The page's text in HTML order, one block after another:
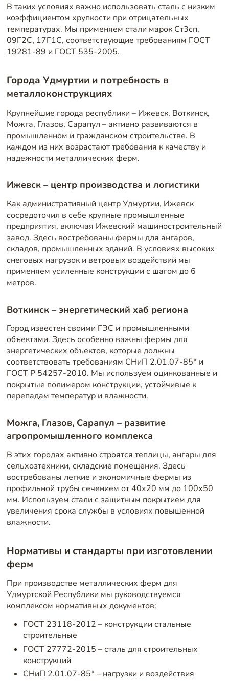
В таких условиях важно использовать сталь с низким
коэффициентом хрупкости при отрицательных
температурах. Мы применяем стали марок Ст3сп,
09Г2С, 17Г1С, соответствующие требованиям ГОСТ
19281-89 и ГОСТ 535-2005.
Города Удмуртии и потребность в
металлоконструкциях
Крупнейшие города республики – Ижевск, Воткинск,
Можга, Глазов, Сарапул – активно развиваются в
промышленном и гражданском строительстве. В
каждом из них возрастают требования к качеству и
надежности металлических ферм.
Ижевск – центр производства и логистики
Как административный центр Удмуртии, Ижевск
сосредоточил в себе крупные промышленные
предприятия, включая Ижевский машиностроительный
завод. Здесь востребованы фермы для ангаров,
складов, промышленных зданий. В условиях высоких
снеговых нагрузок и ветровых воздействий мы
применяем усиленные конструкции с шагом до 6
метров.
Воткинск – энергетический хаб региона
Город известен своими ГЭС и промышленными
объектами. Здесь особенно важны фермы для
энергетических объектов, которые должны
соответствовать требованиям СНиП 2.01.07-85* и
ГОСТ Р 54257-2010. Мы используем оцинкованные и
покрытые полимером конструкции, устойчивые к
перепадам температур и влажности.
Можга, Глазов, Сарапул – развитие
агропромышленного комплекса
В этих городах активно строятся теплицы, ангары для
сельхозтехники, складские помещения. Здесь
востребованы легкие и экономичные фермы из
профильной трубы сечением от 40х20 мм до 100х50
мм. Используем стали с защитным покрытием для
увеличения срока службы в условиях повышенной
влажности.
Нормативы и стандарты при изготовлении
ферм
При производстве металлических ферм для
Удмуртской Республики мы руководствуемся
комплексом нормативных документов:
ГОСТ 23118-2012 – конструкции стальные
строительные
ГОСТ 27772-2015 – сталь для строительных
конструкций
СНиП 2.01.07-85* – нагрузки и воздействия